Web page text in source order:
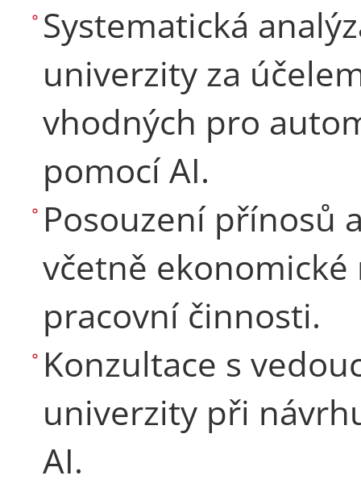
Systematická
univerzity za
vhodných pro
pomocí AI.
Posouzení přínosů
včetně
pracovní činnosti.
Konzultace s
univerzity při
AI.